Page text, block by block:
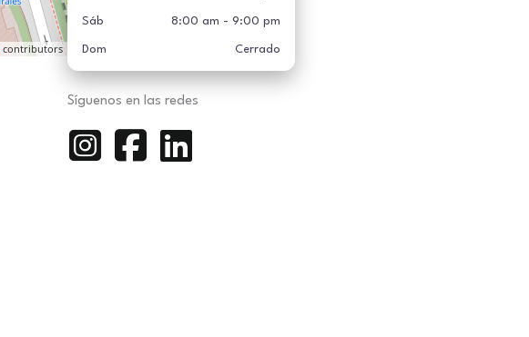
contributors
Sáb 8:00 am - 9:00 pm
Dom Cerrado
Síguenos en las redes